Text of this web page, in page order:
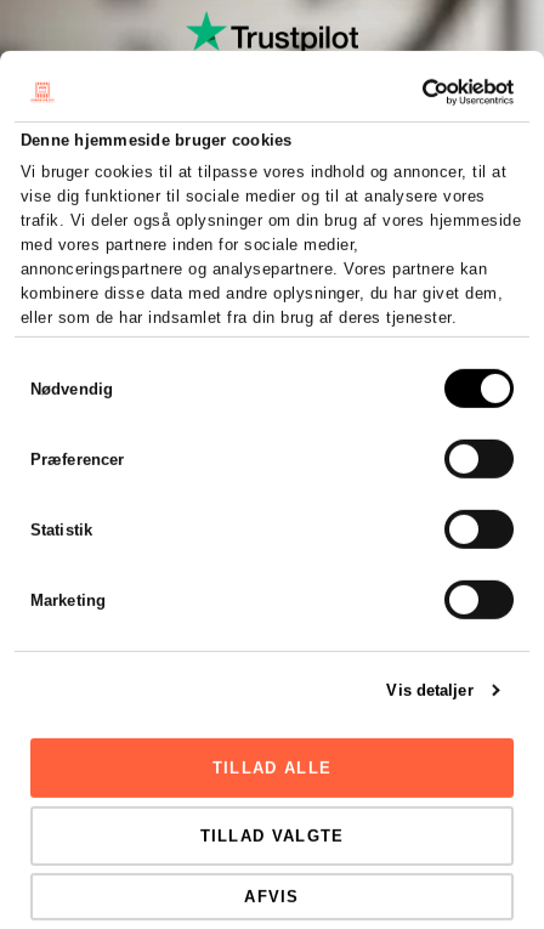
Denne hjemmeside bruger cookies
Vi bruger cookies til at tilpasse vores indhold og annoncer, til at
vise dig funktioner til sociale medier og til at analysere vores
trafik. Vi deler også oplysninger om din brug af vores hjemmeside
med vores partnere inden for sociale medier,
annonceringspartnere og analysepartnere. Vores partnere kan
kombinere disse data med andre oplysninger, du har givet dem,
eller som de har indsamlet fra din brug af deres tjenester.
Nødvendig
Præferencer
Statistik
Marketing
Vis detaljer
TILLAD ALLE
TILLAD VALGTE
AFVIS
5/5 stjerner baseret på 50 + anmeldelser